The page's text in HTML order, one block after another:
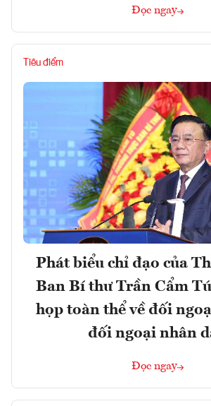
Đọc ngay
Tiêu điểm
Phát biểu chỉ đạo của
Ban Bí thư Trần Cẩm
họp toàn thể về đối
đối ngoại nhân
Đọc ngay